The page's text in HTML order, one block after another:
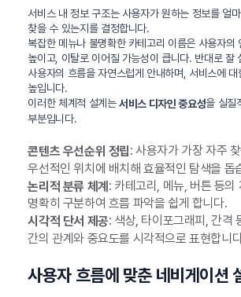
서비스 내 정보 구조는 사용자가 원하는 정보를 얼
찾을 수 있는지를 결정합니다.
복잡한 메뉴나 불명확한 카테고리 이름은 사용자의
높이고, 이탈로 이어질 가능성이 큽니다. 반대로 잘
사용자의 흐름을 자연스럽게 안내하며, 서비스에
높입니다.
이러한 체계적 설계는서비스 디자인 중요성을 실질
부분입니다.
콘텐츠 우선순위 정립: 사용자가 가장 자주
우선적인 위치에 배치해 효율적인 탐색을 돕
논리적 분류 체계 : 카테고리, 메뉴, 버튼 등의
명확히 구분하여 흐름 파악을 쉽게 합니다.
시각적 단서 제공: 색상, 타이포그래피, 간격
간의 관계와 중요도를 시각적으로 표현합니
사용자 흐름에 맞춘 네비게이션